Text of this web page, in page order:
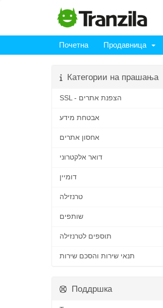
Почетна Продавница
Категории на прашања
SSL - הצפנת אתרים
אבטחת מידע
אחסון אתרים
דואר אלקטרוני
דומיין
טרנזילה
שותפים
תוספים לטרנזילה
תנאי שירות והסכם שירות
Поддршка